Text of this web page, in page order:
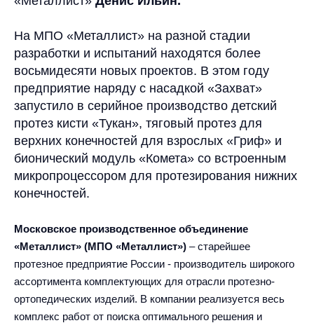
На МПО «Металлист» на разной стадии
разработки и испытаний находятся более
восьмидесяти новых проектов. В этом году
предприятие наряду с насадкой «Захват»
запустило в серийное производство детский
протез кисти «Тукан», тяговый протез для
верхних конечностей для взрослых «Гриф» и
бионический модуль «Комета» со встроенным
микропроцессором для протезирования нижних
конечностей.
Московское производственное объединение
«Металлист» (МПО «Металлист») – старейшее
протезное предприятие России - производитель широкого
ассортимента комплектующих для отрасли протезно-
ортопедических изделий. В компании реализуется весь
комплекс работ от поиска оптимального решения и